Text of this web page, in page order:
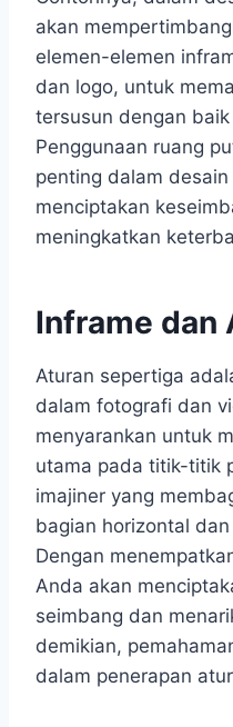
akan
elemen-elemen
dan logo, untuk
tersusun dengan
Penggunaan ruang
penting dalam
menciptakan
meningkatkan
Inframe dan
Aturan sepertiga
dalam fotografi dan
menyarankan untuk
utama pada titik-titik
imajiner yang
bagian horizontal
Dengan
Anda akan
seimbang dan
demikian,
dalam penerapan